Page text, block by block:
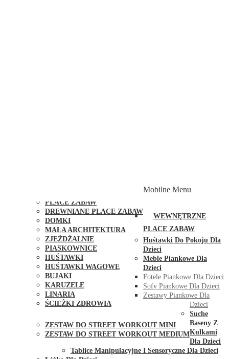
PLACE ZABAW
DREWNIANE PLACE ZABAW
DOMKI
MAŁA ARCHITEKTURA
ZJEŻDŻALNIE
PIASKOWNICE
HUŚTAWKI
HUŚTAWKI WAGOWE
BUJAKI
KARUZELE
LINARIA
ŚCIEŻKI ZDROWIA
ZESTAW DO STREET WORKOUT MINI
ZESTAW DO STREET WORKOUT MEDIUM
Mobilne Menu
WEWNĘTRZNE
PLACE ZABAW
Huśtawki Do Pokoju Dla
Dzieci
Meble Piankowe Dla
Dzieci
Fotele Piankowe Dla Dzieci
Sofy Piankowe Dla Dzieci
Zestawy Piankowe Dla
Dzieci
Suche
Baseny Z
Kulkami
Dla Dzieci
Tablice Manipulacyjne I Sensoryczne Dla Dzieci